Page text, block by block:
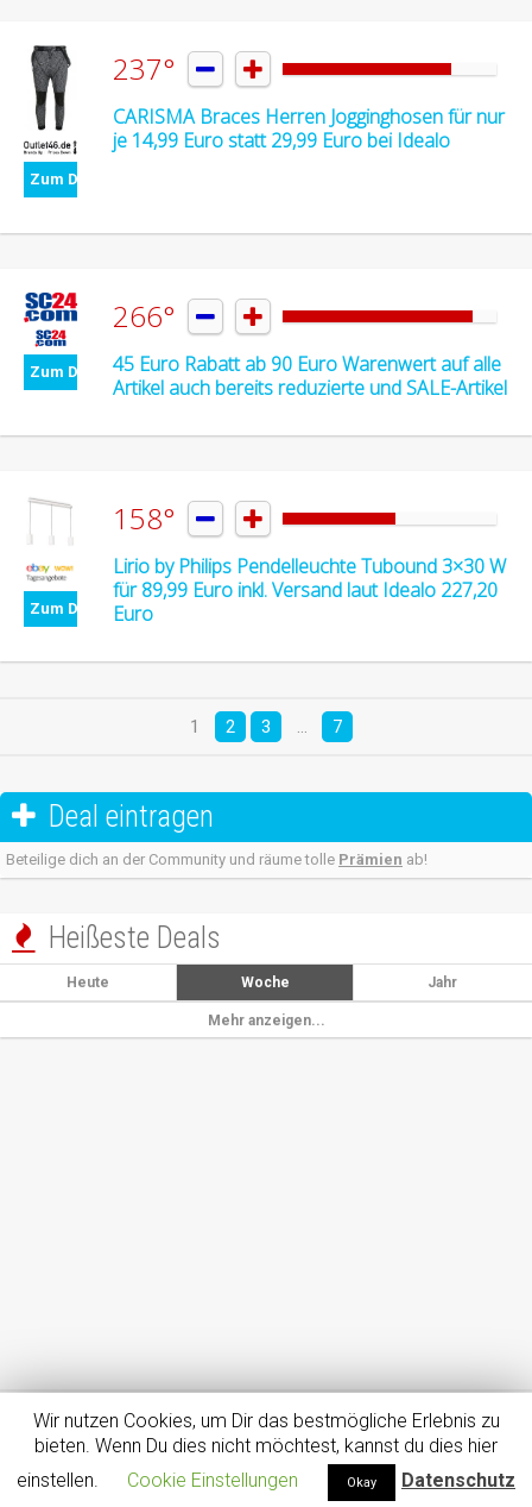
Zum Deal
237°  
CARISMA Braces Herren Jogginghosen für nur
je 14,99 Euro statt 29,99 Euro bei Idealo
Zum Deal
266°  
45 Euro Rabatt ab 90 Euro Warenwert auf alle
Artikel auch bereits reduzierte und SALE-Artikel
Zum Deal
158°  
Lirio by Philips Pendelleuchte Tubound 3×30 W
für 89,99 Euro inkl. Versand laut Idealo 227,20
Euro
1 2 3 … 7
 Deal eintragen
Beteilige dich an der Community und räume tolle Prämien ab!
 Heißeste Deals
Heute Woche Jahr
Mehr anzeigen...
Impressum Datenschutz
Dein Smartphone – Dein Tarif
Girokontenvergleich – Bis zu 100€ für Kontoeröffnung geschenkt!
Wir nutzen Cookies, um Dir das bestmögliche Erlebnis zu
bieten. Wenn Du dies nicht möchtest, kannst du dies hier
einstellen.
Cookie Einstellungen Okay Datenschutz